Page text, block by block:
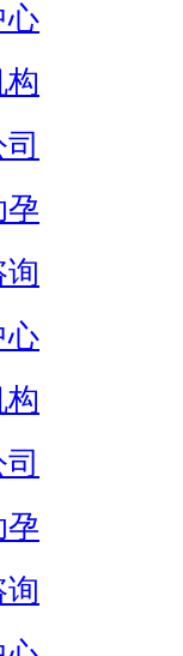
心
构
孕
询
心
构
孕
询